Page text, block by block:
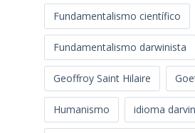
Fundamentalismo científico
Fundamentalismo darwinista
Geoffroy Saint Hilaire
Humanismo idioma